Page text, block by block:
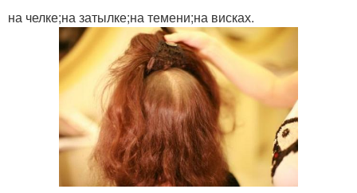
на челке;на затылке;на темени;на висках.